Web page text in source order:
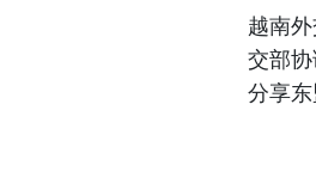
越南
交部
分享